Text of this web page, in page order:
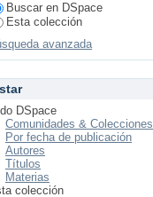
Buscar en DSpace
Esta colección
avanzada
DSpace
Comunidades & Colecciones
Por fecha de publicación
Autores
Títulos
Materias
colección